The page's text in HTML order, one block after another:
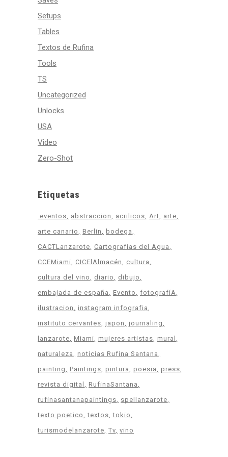
Setups
Tables
Textos de Rufina
Tools
TS
Uncategorized
Unlocks
USA
Video
Zero-Shot
Etiquetas
.eventos abstraccion acrilicos Art
arte
arte canario
Berlin
bodega
CACTLanzarote
Cartografias del Agua
CCEMiami
CICElAlmacén
cultura
cultura del vino
diario
dibujo
embajada de españa
Evento
fotografíA
ilustracion
instagram infografia
instituto cervantes japon
journaling
lanzarote Miami mujeres artistas mural
naturaleza
noticias Rufina Santana
painting
Paintings pintura poesia
press
revista digital
RufinaSantana
rufinasantanapaintings
spellanzarote
texto poetico
textos tokio
turismodelanzarote Tv vino